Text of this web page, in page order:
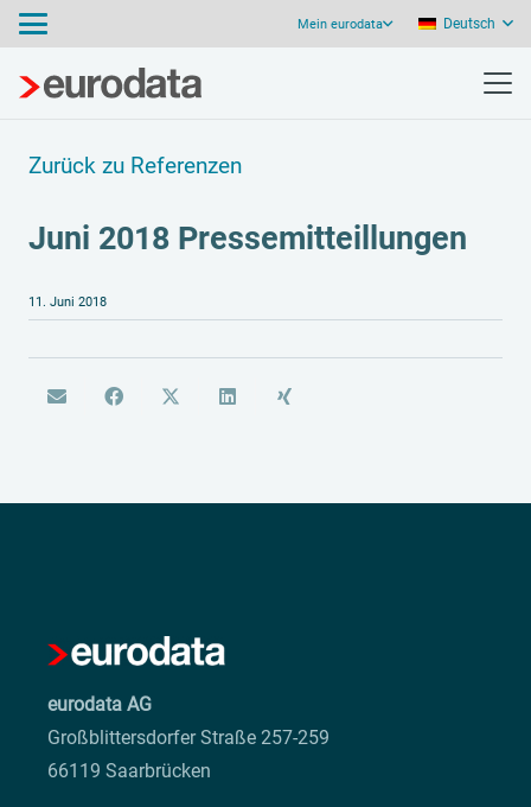
Mein eurodata Deutsch
Zurück zu Referenzen
Juni 2018 Pressemitteillungen
11. Juni 2018
eurodata AG
Großblittersdorfer Straße 257-259
66119 Saarbrücken